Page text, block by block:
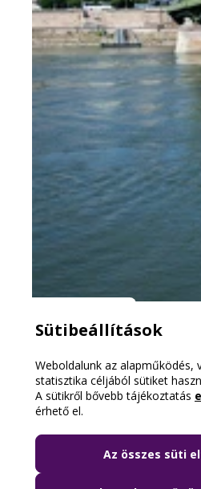
Lezárják péntek
Sütibeállítások
Weboldalunk az alapműködés,
statisztika céljából sütiket
A sütikről bővebb tájékoztatás
érhető el.
Az összes süti